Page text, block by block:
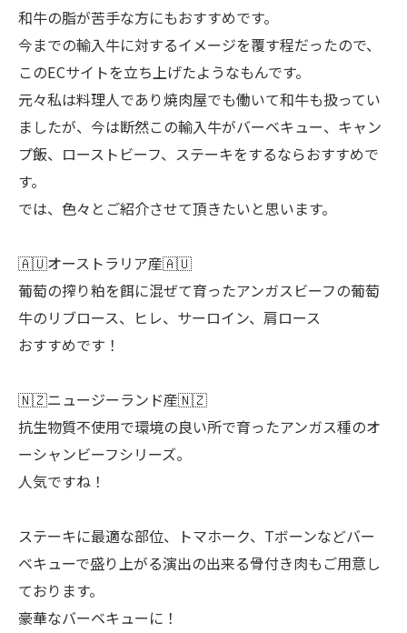
和牛の脂が苦手な方にもおすすめです。
今までの輸入牛に対するイメージを覆す程だったので、
このECサイトを立ち上げたようなもんです。
元々私は料理人であり焼肉屋でも働いて和牛も扱ってい
ましたが、今は断然この輸入牛がバーベキュー、キャン
プ飯、ローストビーフ、ステーキをするならおすすめで
す。
では、色々とご紹介させて頂きたいと思います。
🇦🇺オーストラリア産🇦🇺
葡萄の搾り粕を餌に混ぜて育ったアンガスビーフの葡萄
牛のリブロース、ヒレ、サーロイン、肩ロース
おすすめです！
🇳🇿ニュージーランド産🇳🇿
抗生物質不使用で環境の良い所で育ったアンガス種のオ
ーシャンビーフシリーズ。
人気ですね！
ステーキに最適な部位、トマホーク、Tボーンなどバー
ベキューで盛り上がる演出の出来る骨付き肉もご用意し
ております。
豪華なバーベキューに！